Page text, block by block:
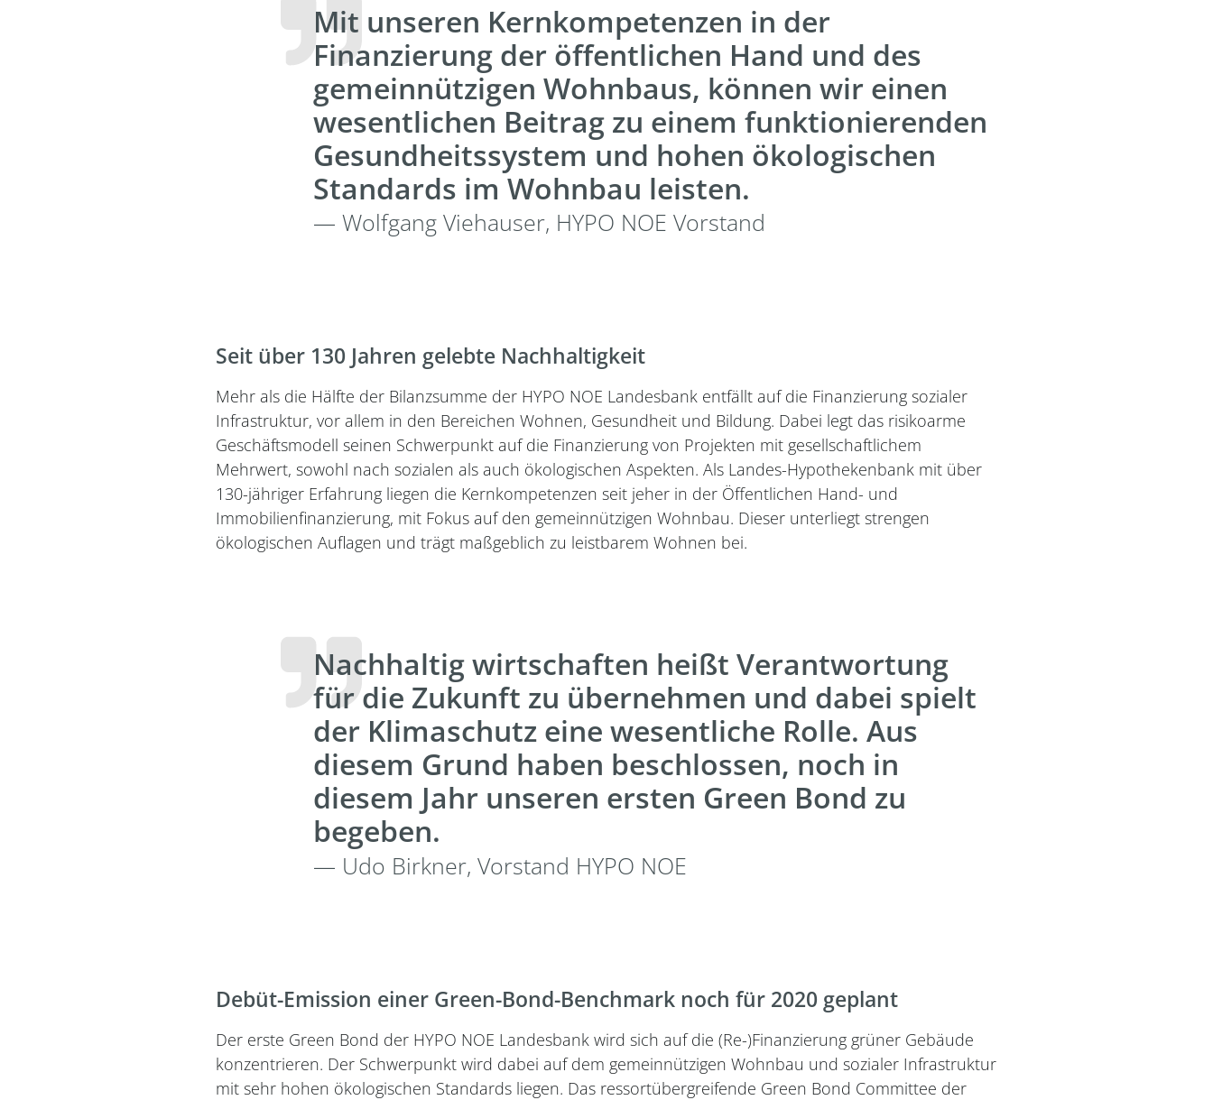
Mit unseren Kernkompetenzen in der
Finanzierung der öffentlichen Hand und des
gemeinnützigen Wohnbaus, können wir einen
wesentlichen Beitrag zu einem funktionierenden
Gesundheitssystem und hohen ökologischen
Standards im Wohnbau leisten.
— Wolfgang Viehauser, HYPO NOE Vorstand
Seit über 130 Jahren gelebte Nachhaltigkeit
Mehr als die Hälfte der Bilanzsumme der HYPO NOE Landesbank entfällt auf die Finanzierung sozialer
Infrastruktur, vor allem in den Bereichen Wohnen, Gesundheit und Bildung. Dabei legt das risikoarme
Geschäftsmodell seinen Schwerpunkt auf die Finanzierung von Projekten mit gesellschaftlichem
Mehrwert, sowohl nach sozialen als auch ökologischen Aspekten. Als Landes-Hypothekenbank mit über
130-jähriger Erfahrung liegen die Kernkompetenzen seit jeher in der Öffentlichen Hand- und
Immobilienfinanzierung, mit Fokus auf den gemeinnützigen Wohnbau. Dieser unterliegt strengen
ökologischen Auflagen und trägt maßgeblich zu leistbarem Wohnen bei.
Nachhaltig wirtschaften heißt Verantwortung
für die Zukunft zu übernehmen und dabei spielt
der Klimaschutz eine wesentliche Rolle. Aus
diesem Grund haben beschlossen, noch in
diesem Jahr unseren ersten Green Bond zu
begeben.
— Udo Birkner, Vorstand HYPO NOE
Debüt-Emission einer Green-Bond-Benchmark noch für 2020 geplant
Der erste Green Bond der HYPO NOE Landesbank wird sich auf die (Re-)Finanzierung grüner Gebäude
konzentrieren. Der Schwerpunkt wird dabei auf dem gemeinnützigen Wohnbau und sozialer Infrastruktur
mit sehr hohen ökologischen Standards liegen. Das ressortübergreifende Green Bond Committee der